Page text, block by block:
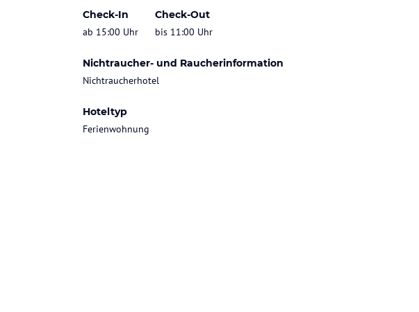
Check-In
ab 15:00 Uhr
Check-Out
bis 11:00 Uhr
Nichtraucher- und Raucherinformation
Nichtraucherhotel
Hoteltyp
Ferienwohnung